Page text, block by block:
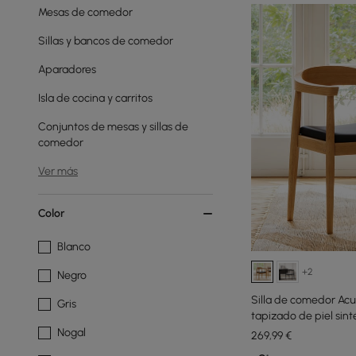
Mesas de comedor
Sillas y bancos de comedor
Aparadores
Isla de cocina y carritos
Conjuntos de mesas y sillas de
comedor
Ver más
Color
Blanco
Negro
Gris
Nogal
+2
Silla de comedor
tapizado de piel
269,99€